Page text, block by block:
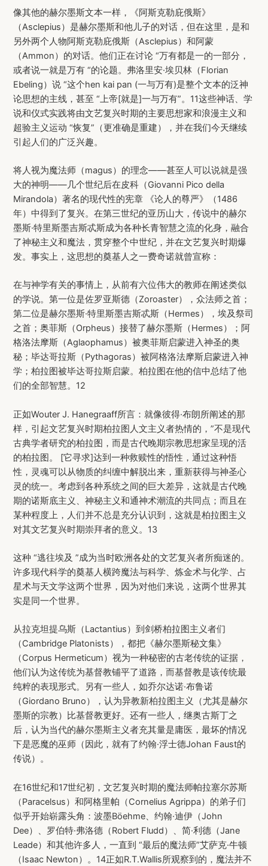
像其他的赫尔墨斯文本一样，《阿斯克勒庇俄斯》
（Asclepius）是赫尔墨斯和他儿子的对话，但在这里，是和
另外两个人物阿斯克勒庇俄斯（Asclepius）和阿蒙
（Ammon）的对话。他们正在讨论 “万有都是一的一部分，
或者说一就是万有 “的论题。弗洛里安·埃贝林（Florian
Ebeling）说 “这个hen kai pan (一与万有)是整个文本的泛神
论思想的主线，甚至 “上帝[就是]一与万有”。11这些神话、学
说和仪式实践将由文艺复兴时期的主要思想家和浪漫主义和
超验主义运动 “恢复”（更准确是重建），并在我们今天继续
引起人们的广泛兴趣。
将人视为魔法师（magus）的理念——甚至人可以说就是强
大的神明——几个世纪后在皮科（Giovanni Pico della
Mirandola）著名的现代性的宪章 《论人的尊严》（1486
年）中得到了复兴。在第三世纪的亚历山大，传说中的赫尔
墨斯·特里斯墨吉斯忒斯成为各种长青智慧之流的化身，融合
了神秘主义和魔法，贯穿整个中世纪，并在文艺复兴时期爆
发。事实上，这思想的奠基人之一费奇诺就曾宣称：
在与神学有关的事情上，从前有六位伟大的教师在阐述类似
的学说。第一位是佐罗亚斯德（Zoroaster），众法师之首；
第二位是赫尔墨斯·特里斯墨吉斯忒斯（Hermes），埃及祭司
之首；奥菲斯（Orpheus）接替了赫尔墨斯（Hermes）；阿
格洛法摩斯（Aglaophamus）被奥菲斯启蒙进入神圣的奥
秘；毕达哥拉斯（Pythagoras）被阿格洛法摩斯启蒙进入神
学；柏拉图被毕达哥拉斯启蒙。柏拉图在他的信中总结了他
们的全部智慧。12
正如Wouter J. Hanegraaff所言：就像彼得·布朗所阐述的那
样，引起文艺复兴时期柏拉图人文主义者热情的，”不是现代
古典学者研究的柏拉图，而是古代晚期宗教思想家呈现的活
的柏拉图。 [它寻求]达到一种救赎性的悟性，通过这种悟
性，灵魂可以从物质的纠缠中解脱出来，重新获得与神圣心
灵的统一。考虑到各种系统之间的巨大差异，这就是古代晚
期的诺斯底主义、神秘主义和通神术潮流的共同点；而且在
某种程度上，人们并不总是充分认识到，这就是柏拉图主义
对其文艺复兴时期崇拜者的意义。13
这种 “逃往埃及 ”成为当时欧洲各处的文艺复兴者所痴迷的。
许多现代科学的奠基人横跨魔法与科学、炼金术与化学、占
星术与天文学这两个世界，因为对他们来说，这两个世界其
实是同一个世界。
从拉克坦提乌斯（Lactantius）到剑桥柏拉图主义者们
（Cambridge Platonists），都把《赫尔墨斯秘文集》
（Corpus Hermeticum）视为一种秘密的古老传统的证据，
他们认为这传统为基督教铺平了道路，而基督教是该传统最
纯粹的表现形式。另有一些人，如乔尔达诺·布鲁诺
（Giordano Bruno），认为异教新柏拉图主义（尤其是赫尔
墨斯的宗教）比基督教更好。还有一些人，继奥古斯丁之
后，认为当代的赫尔墨斯主义者充其量是庸医，最坏的情况
下是恶魔的巫师（因此，就有了约翰·浮士德Johan Faust的
传说）。
在16世纪和17世纪初，文艺复兴时期的魔法师帕拉塞尔苏斯
（Paracelsus）和阿格里帕（Cornelius Agrippa）的弟子们
似乎开始崭露头角：波墨Böehme、约翰·迪伊（John
Dee）、罗伯特·弗洛德（Robert Fludd）、简·利德（Jane
Leade）和其他许多人，一直到 “最后的魔法师”艾萨克·牛顿
（Isaac Newton）。14正如R.T.Wallis所观察到的，魔法并不